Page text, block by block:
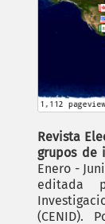
Revista
grupos de
Enero -
editada
(CENID).